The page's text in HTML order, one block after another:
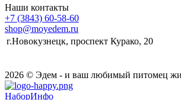
Наши контакты
+7 (3843) 60-58-60
shop@moyedem.ru
г.Новокузнецк, проспект Курако, 20
2026 © Эдем - и ваш любимый питомец
НаборИнфо